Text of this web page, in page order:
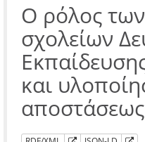
Ο ρόλος
σχολείων
και